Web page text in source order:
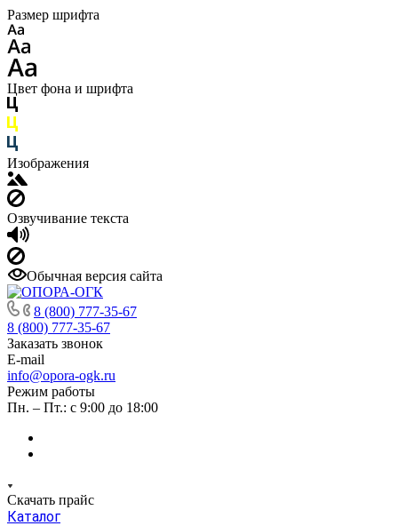
Размер шрифта
Цвет фона и шрифта
Изображения
Озвучивание текста
Обычная версия сайта
8 (800) 777-35-67
8 (800) 777-35-67
Заказать звонок
E-mail
info@opora-ogk.ru
Режим работы
Пн. – Пт.: с 9:00 до 18:00
Скачать прайс
Каталог